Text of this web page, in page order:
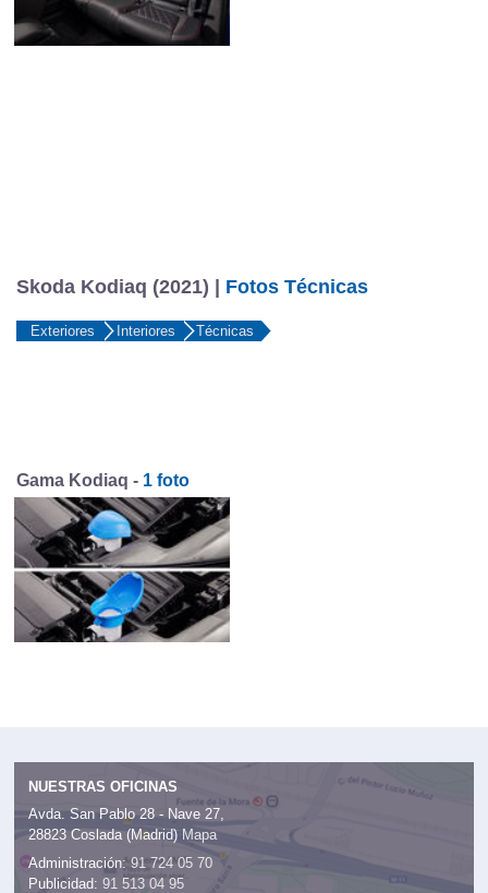
Skoda Kodiaq (2021) | Fotos Técnicas
Exteriores Interiores Técnicas
Gama Kodiaq - 1 foto
NUESTRAS OFICINAS
Avda. San Pablo 28 - Nave 27,
28823 Coslada (Madrid) Mapa
Administración: 91 724 05 70
Publicidad: 91 513 04 95